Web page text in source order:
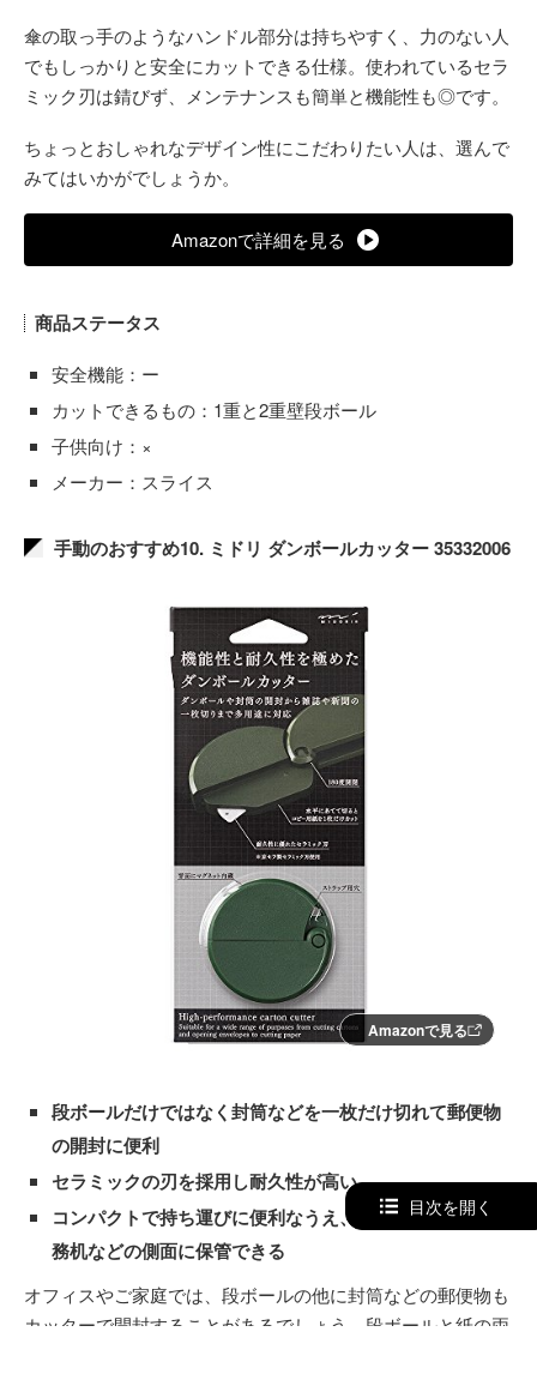
傘の取っ手のようなハンドル部分は持ちやすく、力のない人
でもしっかりと安全にカットできる仕様。使われているセラ
ミック刃は錆びず、メンテナンスも簡単と機能性も◎です。
ちょっとおしゃれなデザイン性にこだわりたい人は、選んで
みてはいかがでしょうか。
Amazonで詳細を見る
商品ステータス
安全機能：ー
カットできるもの：1重と2重壁段ボール
子供向け：×
メーカー：スライス
手動のおすすめ10. ミドリ ダンボールカッター 35332006
Amazonで見る
段ボールだけではなく封筒などを一枚だけ切れて郵便物
の開封に便利
セラミックの刃を採用し耐久性が高い
コンパクトで持ち運びに便利なうえ、磁石で冷蔵庫や事
務机などの側面に保管できる
オフィスやご家庭では、段ボールの他に封筒などの郵便物も
カッターで開封することがあるでしょう。段ボールと紙の両
目次を開く